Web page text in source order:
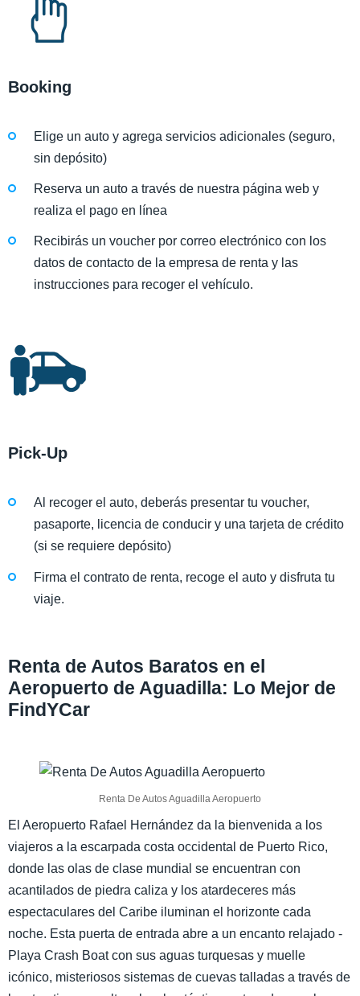
Booking
Elige un auto y agrega servicios adicionales (seguro,
sin depósito)
Reserva un auto a través de nuestra página web y
realiza el pago en línea
Recibirás un voucher por correo electrónico con los
datos de contacto de la empresa de renta y las
instrucciones para recoger el vehículo.
Pick-Up
Al recoger el auto, deberás presentar tu voucher,
pasaporte, licencia de conducir y una tarjeta de crédito
(si se requiere depósito)
Firma el contrato de renta, recoge el auto y disfruta tu
viaje.
Renta de Autos Baratos en el
Aeropuerto de Aguadilla: Lo Mejor de
FindYCar
Renta De Autos Aguadilla Aeropuerto
El Aeropuerto Rafael Hernández da la bienvenida a los
viajeros a la escarpada costa occidental de Puerto Rico,
donde las olas de clase mundial se encuentran con
acantilados de piedra caliza y los atardeceres más
espectaculares del Caribe iluminan el horizonte cada
noche. Esta puerta de entrada abre a un encanto relajado -
Playa Crash Boat con sus aguas turquesas y muelle
icónico, misteriosos sistemas de cuevas talladas a través de